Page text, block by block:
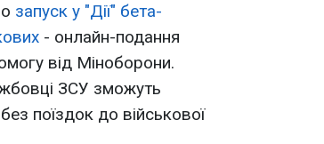
запуск у "Дії" бета-
- онлайн-подання
від Міноборони.
ЗСУ зможуть
поїздок до військової